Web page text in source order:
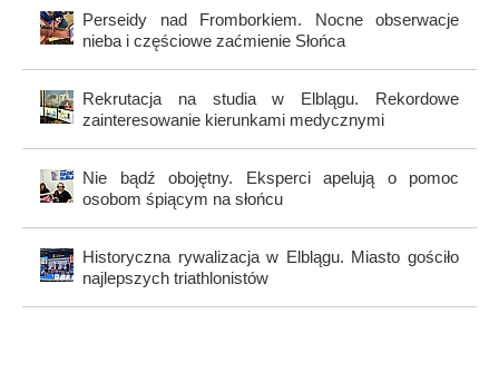
Perseidy nad Fromborkiem. Nocne obserwacje
nieba i częściowe zaćmienie Słońca
Rekrutacja na studia w Elblągu. Rekordowe
zainteresowanie kierunkami medycznymi
Nie bądź obojętny. Eksperci apelują o pomoc
osobom śpiącym na słońcu
Historyczna rywalizacja w Elblągu. Miasto gościło
najlepszych triathlonistów